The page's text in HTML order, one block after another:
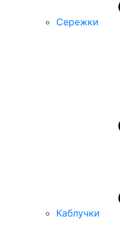
Сережки
Каблучки